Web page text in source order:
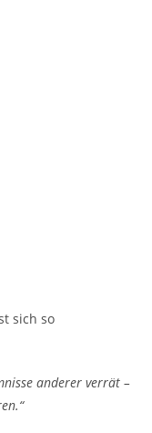
sich so
anderer verrät –